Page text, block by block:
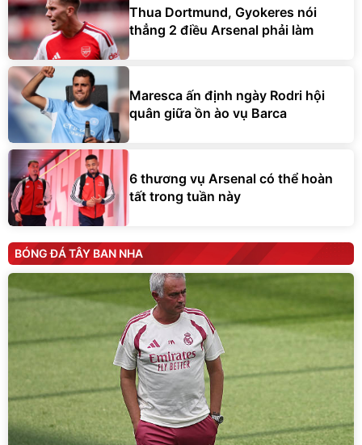
Thua Dortmund, Gyokeres nói
thẳng 2 điều Arsenal phải làm
Maresca ấn định ngày Rodri hội
quân giữa ồn ào vụ Barca
6 thương vụ Arsenal có thể hoàn
tất trong tuần này
BÓNG ĐÁ TÂY BAN NHA